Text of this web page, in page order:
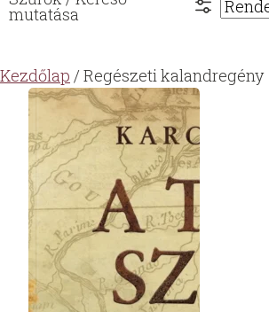
Kezdőlap / Regészeti kalandregény